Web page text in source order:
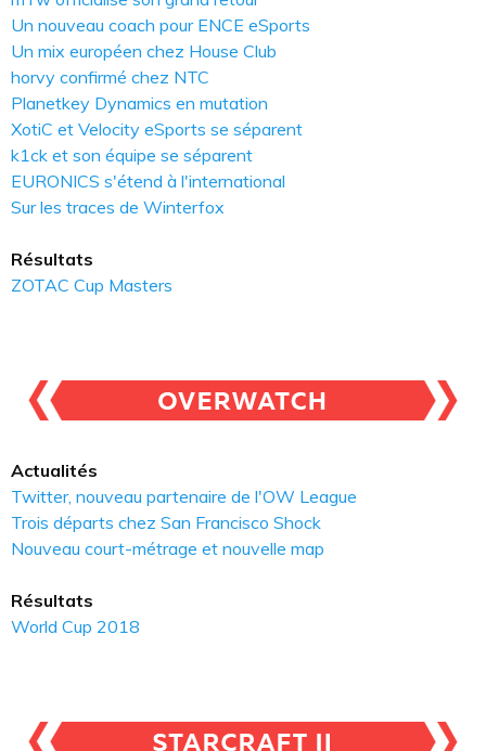
Un nouveau coach pour ENCE eSports
Un mix européen chez House Club
horvy confirmé chez NTC
Planetkey Dynamics en mutation
XotiC et Velocity eSports se séparent
k1ck et son équipe se séparent
EURONICS s'étend à l'international
Sur les traces de Winterfox
Résultats
ZOTAC Cup Masters
Actualités
Twitter, nouveau partenaire de l'OW League
Trois départs chez San Francisco Shock
Nouveau court-métrage et nouvelle map
Résultats
World Cup 2018